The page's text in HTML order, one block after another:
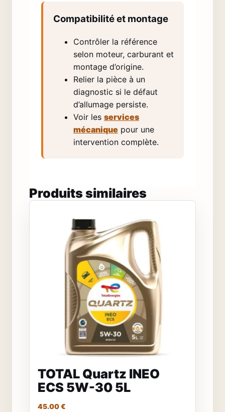
Compatibilité et montage
Contrôler la référence
selon moteur, carburant et
montage d’origine.
Relier la pièce à un
diagnostic si le défaut
d’allumage persiste.
Voir les services
mécanique pour une
intervention complète.
Produits similaires
TOTAL Quartz INEO
ECS 5W-30 5L
45.00€